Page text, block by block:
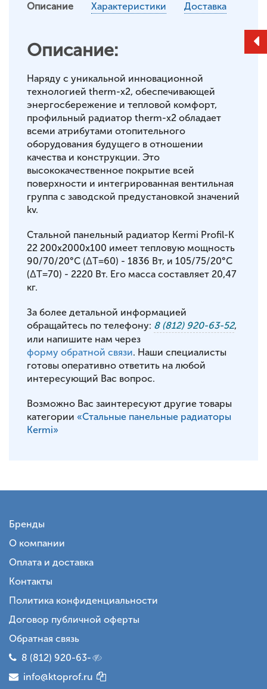
Описание Характеристики Доставка
Описание:
Наряду с уникальной инновационной
технологией therm-x2, обеспечивающей
энергосбережение и тепловой комфорт,
профильный радиатор therm-x2 обладает
всеми атрибутами отопительного
оборудования будущего в отношении
качества и конструкции. Это
высококачественное покрытие всей
поверхности и интегрированная вентильная
группа с заводской предустановкой значений
kv.
Стальной панельный радиатор Kermi Profil-K
22 200x2000x100 имеет тепловую мощность
90/70/20°С (ΔT=60) - 1836 Вт, и 105/75/20°С
(ΔT=70) - 2220 Вт. Его масса составляет 20,47
кг.
За более детальной информацией
обращайтесь по телефону: 8 (812) 920-63-52,
или напишите нам через
форму обратной связи. Наши специалисты
готовы оперативно ответить на любой
интересующий Вас вопрос.
Возможно Вас заинтересуют другие товары
категории «Стальные панельные радиаторы
Kermi»
Бренды
О компании
Оплата и доставка
Контакты
Политика конфиденциальности
Договор публичной оферты
Обратная связь
8 (812) 920-63-
info@ktoprof.ru